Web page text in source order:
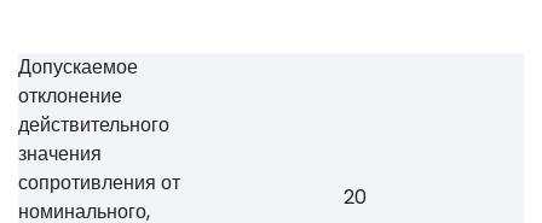
Допускаемое
отклонение
действительного
значения
сопротивления от
номинального,
20